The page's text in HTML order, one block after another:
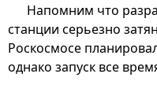
Напомним что
станции серьезно
Роскосмосе
однако запуск все